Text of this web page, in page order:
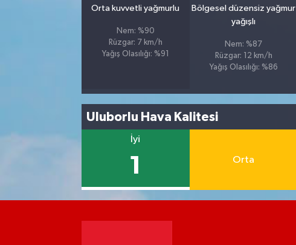
Orta kuvvetli yağmurlu
Nem: %90
Rüzgar: 7 km/h
Yağış Olasılığı: %91
Bölgesel düzensiz yağmur
yağışlı
Nem: %87
Rüzgar: 12 km/h
Yağış Olasılığı: %86
Uluborlu Hava Kalitesi
İyi
1 Orta